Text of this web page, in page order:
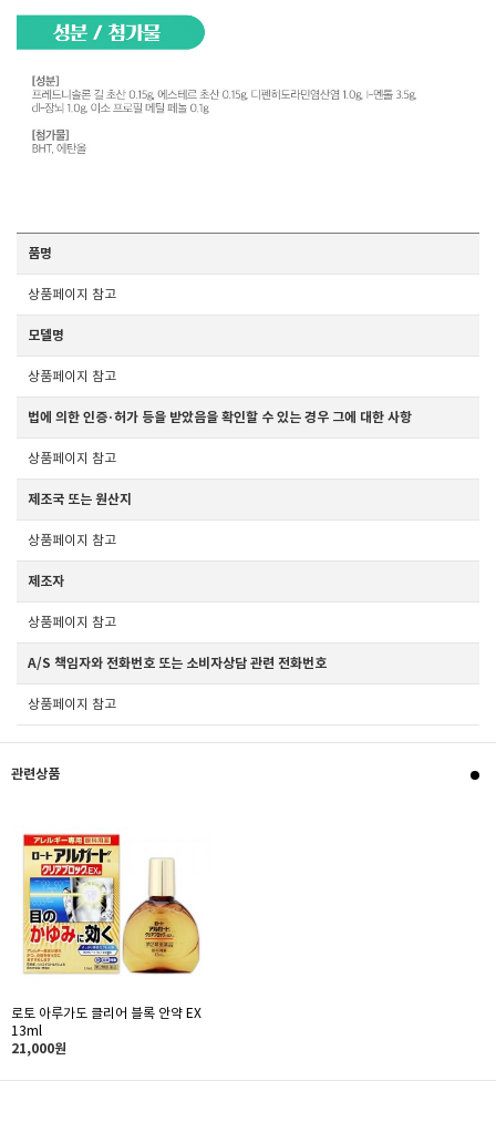
품명
상품페이지 참고
모델명
상품페이지 참고
법에 의한 인증·허가 등을 받았음을 확인할 수 있는 경우 그에 대한 사항
상품페이지 참고
제조국 또는 원산지
상품페이지 참고
제조자
상품페이지 참고
A/S 책임자와 전화번호 또는 소비자상담 관련 전화번호
상품페이지 참고
관련상품
로토 아루가도 클리어 블록 안약 EX
13ml
21,000원